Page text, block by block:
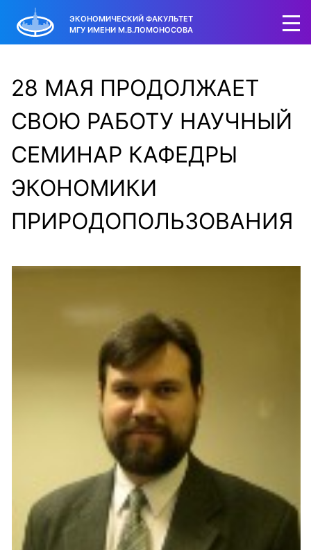
ЭКОНОМИЧЕСКИЙ ФАКУЛЬТЕТ
МГУ ИМЕНИ М.В.ЛОМОНОСОВА
28 МАЯ ПРОДОЛЖАЕТ
СВОЮ РАБОТУ НАУЧНЫЙ
СЕМИНАР КАФЕДРЫ
ЭКОНОМИКИ
ПРИРОДОПОЛЬЗОВАНИЯ